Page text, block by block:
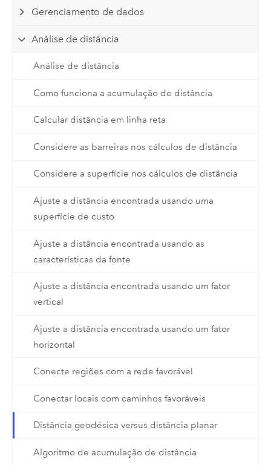
Gerenciamento de dados
Análise de distância
Análise de distância
Como funciona a acumulação de distância
Calcular distância em linha reta
Considere as barreiras nos cálculos de distância
Considere a superfície nos cálculos de distância
Ajuste a distância encontrada usando uma
superfície de custo
Ajuste a distância encontrada usando as
características da fonte
Ajuste a distância encontrada usando um fator
vertical
Ajuste a distância encontrada usando um fator
horizontal
Conecte regiões com a rede favorável
Conectar locais com caminhos favoráveis
Distância geodésica versus distância planar
Algoritmo de acumulação de distância